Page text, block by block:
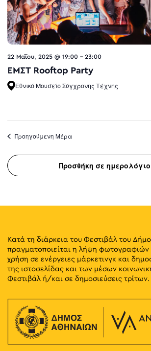
22 Μαΐου, 2025 @ 19:00 - 23:00
ΕΜΣΤ Rooftop Party
Εθνικό Μουσείο Σύγχρονης Τέχνης
Προηγούμενη Μέρα
Προσθήκη σε ημερολόγιο
Κατά τη διάρκεια του Φεστιβάλ του
πραγματοποιείται η λήψη φωτογραφιών
χρήση σε ενέργειες μάρκετινγκ και
της ιστοσελίδας και των μέσων
Φεστιβάλ ή/και σε δημοσιεύσεις τρίτων.